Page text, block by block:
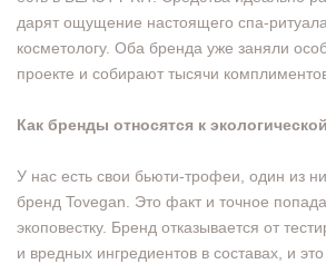
дарят ощущение настоящего спа-
косметологу. Оба бренда уже заняли
проекте и собирают тысячи
Как бренды относятся к
У нас есть свои бьюти-трофеи, один из
бренд Tovegan. Это факт и точное
экоповестку. Бренд отказывается от
и вредных ингредиентов в составах, и